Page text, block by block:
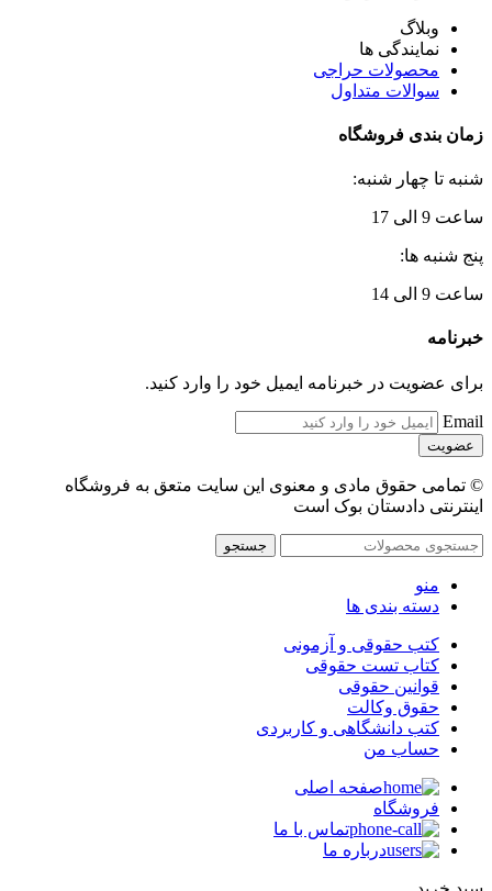
وبلاگ
نمایندگی ها
محصولات حراجی
سوالات متداول
زمان بندی فروشگاه
شنبه تا چهار شنبه:
ساعت 9 الی 17
پنج شنبه ها:
ساعت 9 الی 14
خبرنامه
برای عضویت در خبرنامه ایمیل خود را وارد کنید.
Email
© تمامی حقوق مادی و معنوی این سایت متعق به فروشگاه
اینترنتی دادستان بوک است
جستجو
منو
دسته بندی ها
کتب حقوقی و آزمونی
کتاب تست حقوقی
قوانین حقوقی
حقوق وکالت
کتب دانشگاهی و کاربردی
حساب من
صفحه اصلی
فروشگاه
تماس با ما
درباره ما